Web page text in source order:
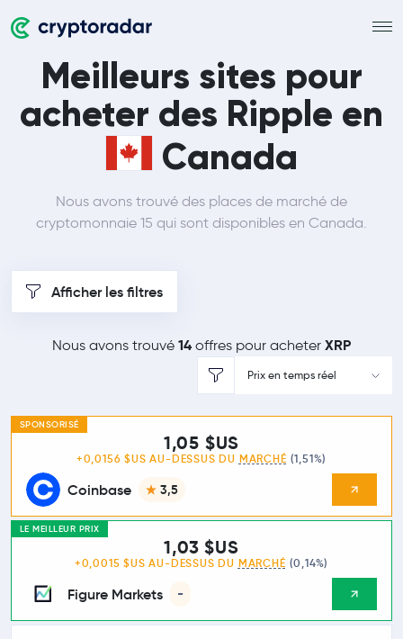
Meilleurs sites pour
acheter des Ripple en
Canada
Nous avons trouvé des places de marché de
cryptomonnaie 15 qui sont disponibles en Canada.
Afficher les filtres
Nous avons trouvé 14 offres pour acheter XRP
Prix en temps réel
SPONSORISÉ
Coinbase 3,5
1,05 $US
+0,0156 $US AU-DESSUS DU MARCHÉ (1,51%)
LE MEILLEUR PRIX
Figure Markets -
1,03 $US
+0,0015 $US AU-DESSUS DU MARCHÉ (0,14%)